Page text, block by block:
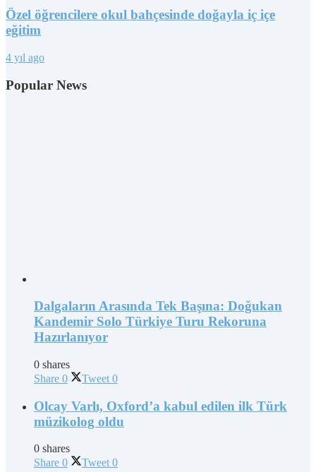
Özel öğrencilere okul bahçesinde doğayla iç içe
eğitim
4 yıl ago
Popular News
Dalgaların Arasında Tek Başına: Doğukan
Kandemir Solo Türkiye Turu Rekoruna
Hazırlanıyor
0 shares
Share 0 Tweet 0
Olcay Varlı, Oxford’a kabul edilen ilk Türk
müzikolog oldu
0 shares
Share 0 Tweet 0